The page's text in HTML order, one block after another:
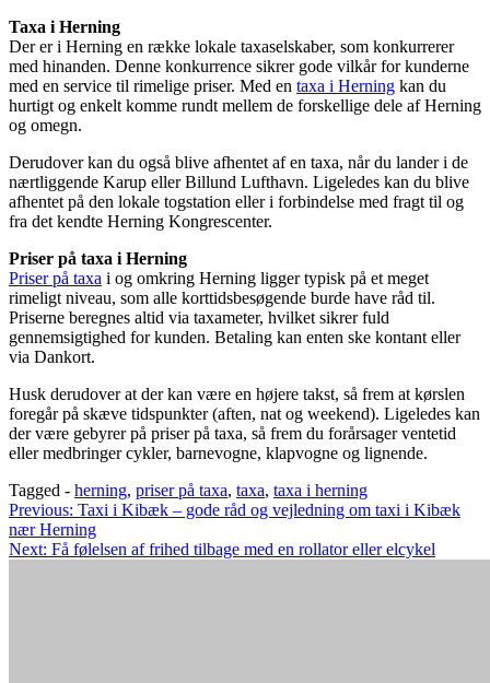
Taxa i Herning
Der er i Herning en række lokale taxaselskaber, som konkurrerer
med hinanden. Denne konkurrence sikrer gode vilkår for kunderne
med en service til rimelige priser. Med en taxa i Herning kan du
hurtigt og enkelt komme rundt mellem de forskellige dele af Herning
og omegn.
Derudover kan du også blive afhentet af en taxa, når du lander i de
nærtliggende Karup eller Billund Lufthavn. Ligeledes kan du blive
afhentet på den lokale togstation eller i forbindelse med fragt til og
fra det kendte Herning Kongrescenter.
Priser på taxa i Herning
Priser på taxa i og omkring Herning ligger typisk på et meget
rimeligt niveau, som alle korttidsbesøgende burde have råd til.
Priserne beregnes altid via taxameter, hvilket sikrer fuld
gennemsigtighed for kunden. Betaling kan enten ske kontant eller
via Dankort.
Husk derudover at der kan være en højere takst, så frem at kørslen
foregår på skæve tidspunkter (aften, nat og weekend). Ligeledes kan
der være gebyrer på priser på taxa, så frem du forårsager ventetid
eller medbringer cykler, barnevogne, klapvogne og lignende.
Tagged - herning, priser på taxa, taxa, taxa i herning
Indlægsnavigation
Previous: Taxi i Kibæk – gode råd og vejledning om taxi i Kibæk
nær Herning
Next: Få følelsen af frihed tilbage med en rollator eller elcykel